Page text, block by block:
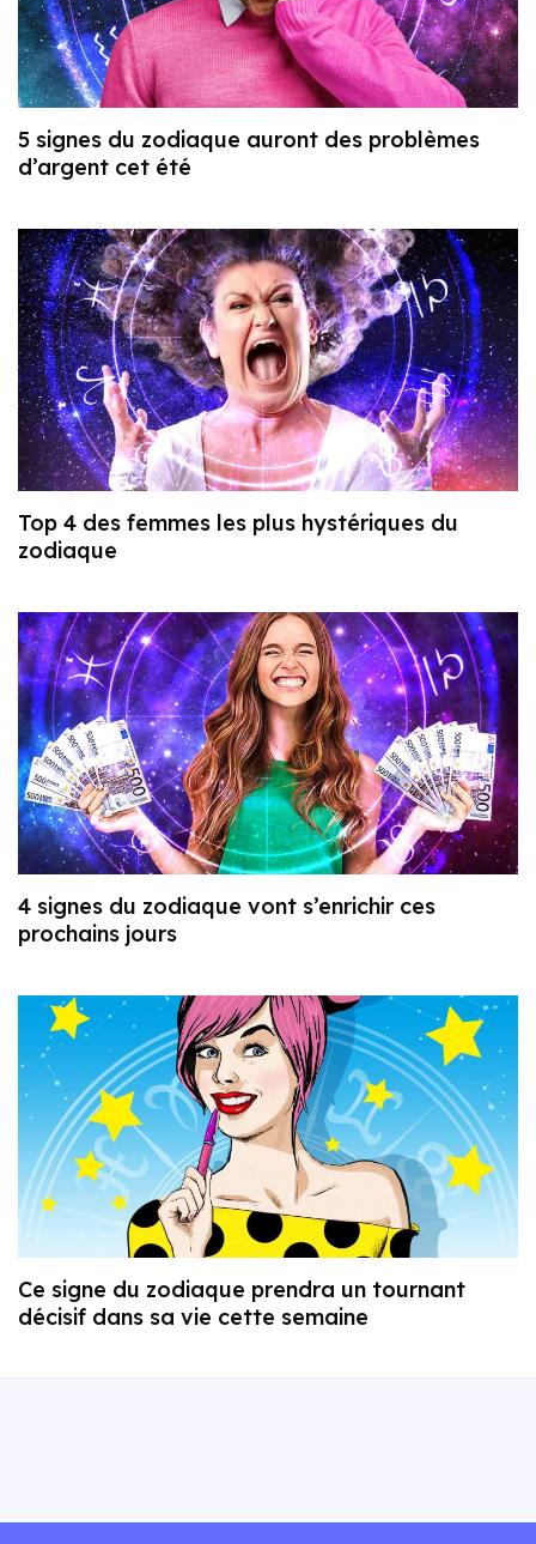
5 signes du zodiaque auront des problèmes
d’argent cet été
Top 4 des femmes les plus hystériques du
zodiaque
4 signes du zodiaque vont s’enrichir ces
prochains jours
Ce signe du zodiaque prendra un tournant
décisif dans sa vie cette semaine